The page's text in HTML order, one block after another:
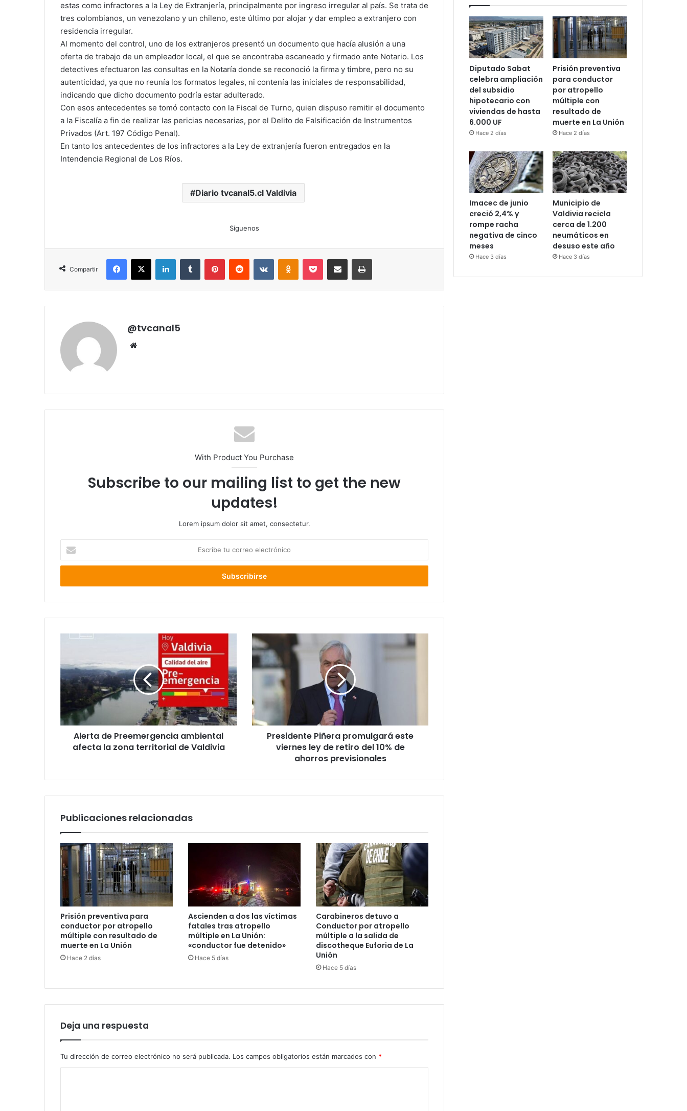
estas como infractores a la Ley de Extranjería, principalmente por ingreso irregular al país. Se trata de
tres colombianos, un venezolano y un chileno, este último por alojar y dar empleo a extranjero con
residencia irregular.
Al momento del control, uno de los extranjeros presentó un documento que hacía alusión a una
oferta de trabajo de un empleador local, el que se encontraba escaneado y firmado ante Notario. Los
detectives efectuaron las consultas en la Notaría donde se reconoció la firma y timbre, pero no su
autenticidad, ya que no reunía los formatos legales, ni contenía las iniciales de responsabilidad,
indicando que dicho documento podría estar adulterado.
Con esos antecedentes se tomó contacto con la Fiscal de Turno, quien dispuso remitir el documento
a la Fiscalía a fin de realizar las pericias necesarias, por el Delito de Falsificación de Instrumentos
Privados (Art. 197 Código Penal).
En tanto los antecedentes de los infractores a la Ley de extranjería fueron entregados en la
Intendencia Regional de Los Ríos.
Diario tvcanal5.cl Valdivia
Síguenos
Compartir
Facebook
X LinkedInTumblr PinterestReddit VKontakteOdnoklassniki
Pocket Compartir por correo electrónicoImprimir
@tvcanal5
With Product You Purchase
Subscribe to our mailing list to get the new
updates!
Lorem ipsum dolor sit amet, consectetur.
correo
ambiental
afecta
zona
territorial
de
ValdiviaAlerta de Preemergencia ambiental
afecta la zona territorial de Valdivia
Presidente
Piñera
promulgará
este
de
retiro
del
Presidente Piñera promulgará este
viernes ley de retiro del 10% de
ahorros previsionales
Publicaciones relacionadas
Prisión preventiva para
conductor por atropello
múltiple con resultado de
muerte en La Unión
Hace 2 días
Ascienden a dos las víctimas
fatales tras atropello
múltiple en La Unión:
«conductor fue detenido»
Hace 5 días
Carabineros detuvo a
Conductor por atropello
múltiple a la salida de
discotheque Euforia de La
Unión
Hace 5 días
Deja una respuesta
Tu dirección de correo electrónico no será publicada. Los campos obligatorios están marcados con *
Diputado Sabat
celebra ampliación
del subsidio
hipotecario con
viviendas de hasta
6.000 UF
Hace 2 días
Prisión preventiva
para conductor
por atropello
múltiple con
resultado de
muerte en La Unión
Hace 2 días
Imacec de junio
creció 2,4% y
rompe racha
negativa de cinco
meses
Hace 3 días
Municipio de
Valdivia recicla
cerca de 1.200
neumáticos en
desuso este año
Hace 3 días